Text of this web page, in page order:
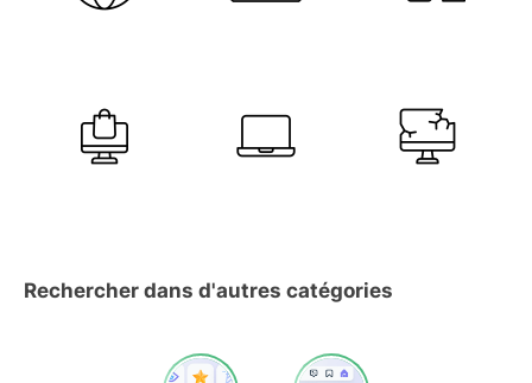
Rechercher dans d'autres catégories